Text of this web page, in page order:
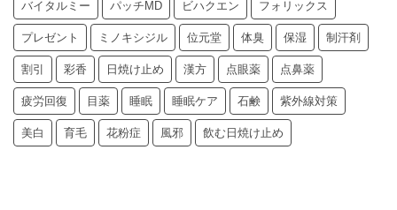
バイタルミー パッチMD ビハクエン フォリックス
プレゼント ミノキシジル 位元堂 体臭 保湿 制汗剤
割引 彩香 日焼け止め 漢方 点眼薬 点鼻薬
疲労回復 目薬 睡眠 睡眠ケア 石鹸 紫外線対策
美白 育毛 花粉症 風邪 飲む日焼け止め